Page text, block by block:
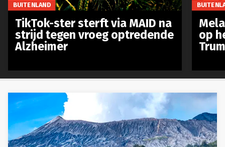
BUITENLAND
TikTok-ster sterft via MAID na
strijd tegen vroeg optredende
Alzheimer
op